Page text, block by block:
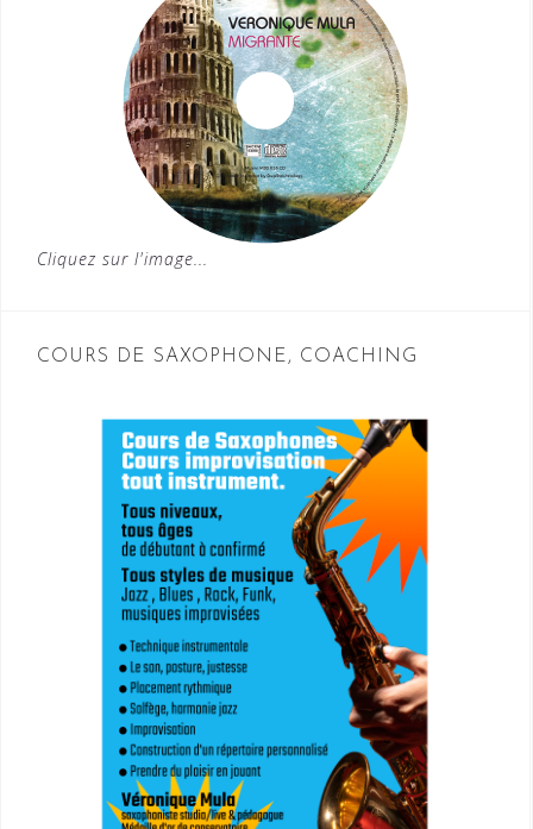
Cliquez sur l'image...
COURS DE SAXOPHONE, COACHING